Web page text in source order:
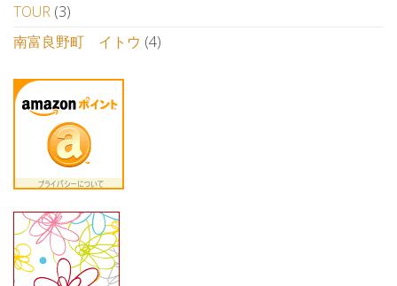
TOUR (3)
南富良野町 イトウ (4)